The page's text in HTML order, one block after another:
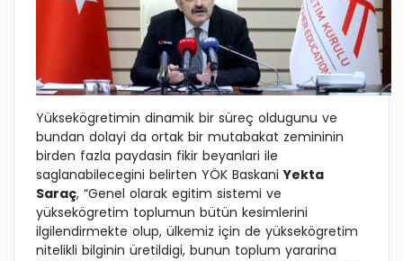
Yüksekögretimin dinamik bir süreç oldugunu ve
bundan dolayi da ortak bir mutabakat zemininin
birden fazla paydasin fikir beyanlari ile
saglanabilecegini belirten YÖK BaskaniYekta
Saraç, “Genel olarak egitim sistemi ve
yüksekögretim toplumun bütün kesimlerini
ilgilendirmekte olup, ülkemiz için de yüksekögretim
nitelikli bilginin üretildigi, bunun toplum yararina